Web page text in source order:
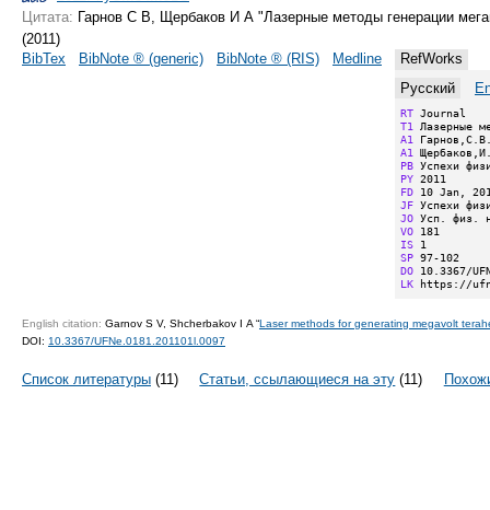
Цитата: Гарнов С В, Щербаков И А "Лазерные методы генерации
(2011)
BibTex
BibNote ® (generic) BibNote ® (RIS) Medline
RefWorks
Русский
RT
T1
A1
A1
PB
PY
FD
JF
JO
VO
IS
SP
DO
LK https://
English citation: Garnov S V, Shcherbakov I A “Laser methods for generating megavolt
DOI: 10.3367/UFNe.0181.201101l.0097
Список литературы (11) Статьи, ссылающиеся на эту (11)